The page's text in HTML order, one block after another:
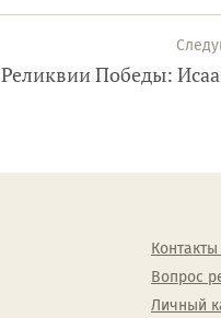
Реликвии Победы:
Вопрос
Личный